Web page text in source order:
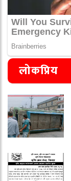
लोकप्रिय